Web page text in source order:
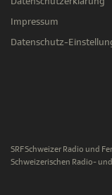
Impressum
Datenschutz-
SRF Schweizer Radio und
Schweizerischen Radio-